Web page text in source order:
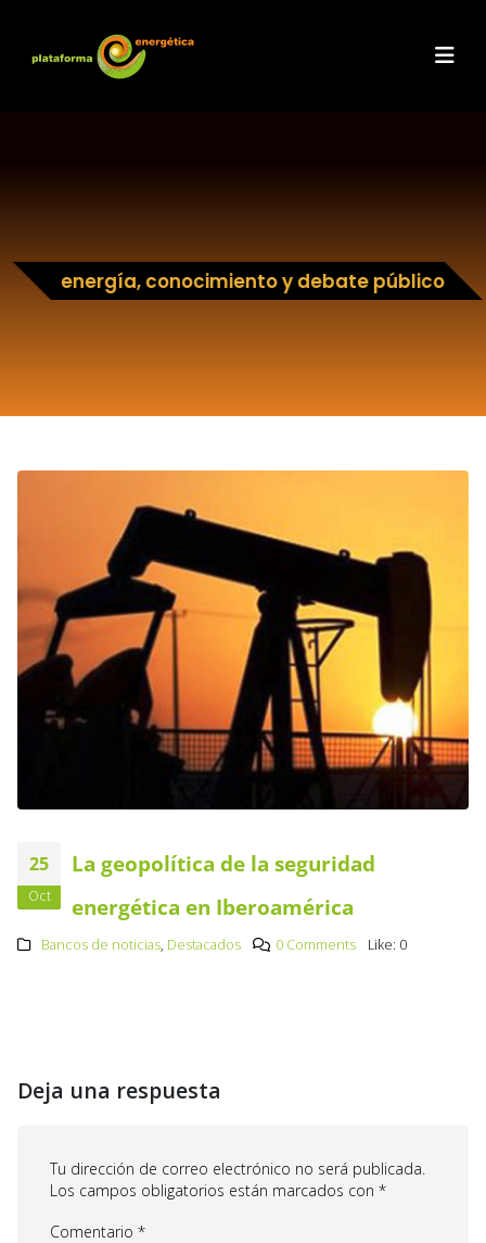
energía, conocimiento y debate público
25
Oct
La geopolítica de la seguridad
energética en Iberoamérica
Bancos de noticias, Destacados 0 Comments Like: 0
Deja una respuesta
Tu dirección de correo electrónico no será publicada.
Los campos obligatorios están marcados con *
Comentario *